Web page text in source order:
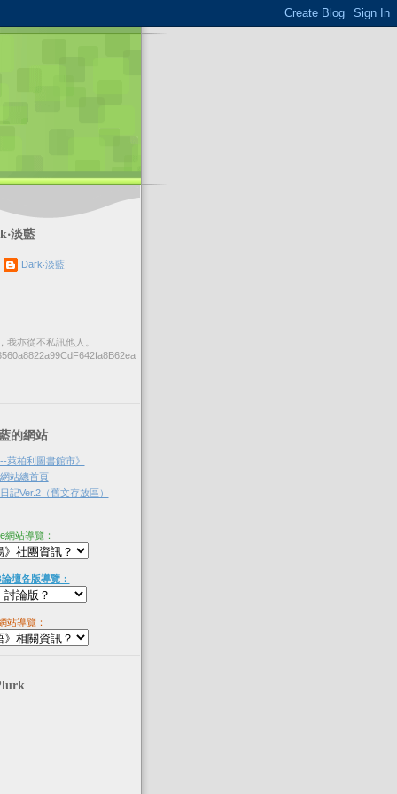
淡藍
Dark‧淡藍
我亦從不私訊他人。
的網站
萊柏利圖書館市》
站總首頁
記Ver.2（舊文存放區）
網站導覽：
壇各版導覽：
站導覽：